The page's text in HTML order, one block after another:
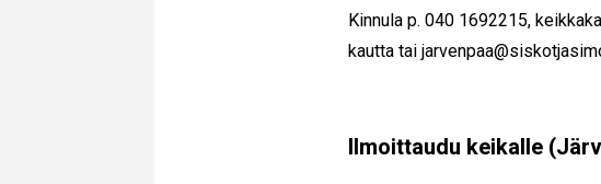
Kinnula p. 040 1692215,
kautta tai
Ilmoittaudu keikalle